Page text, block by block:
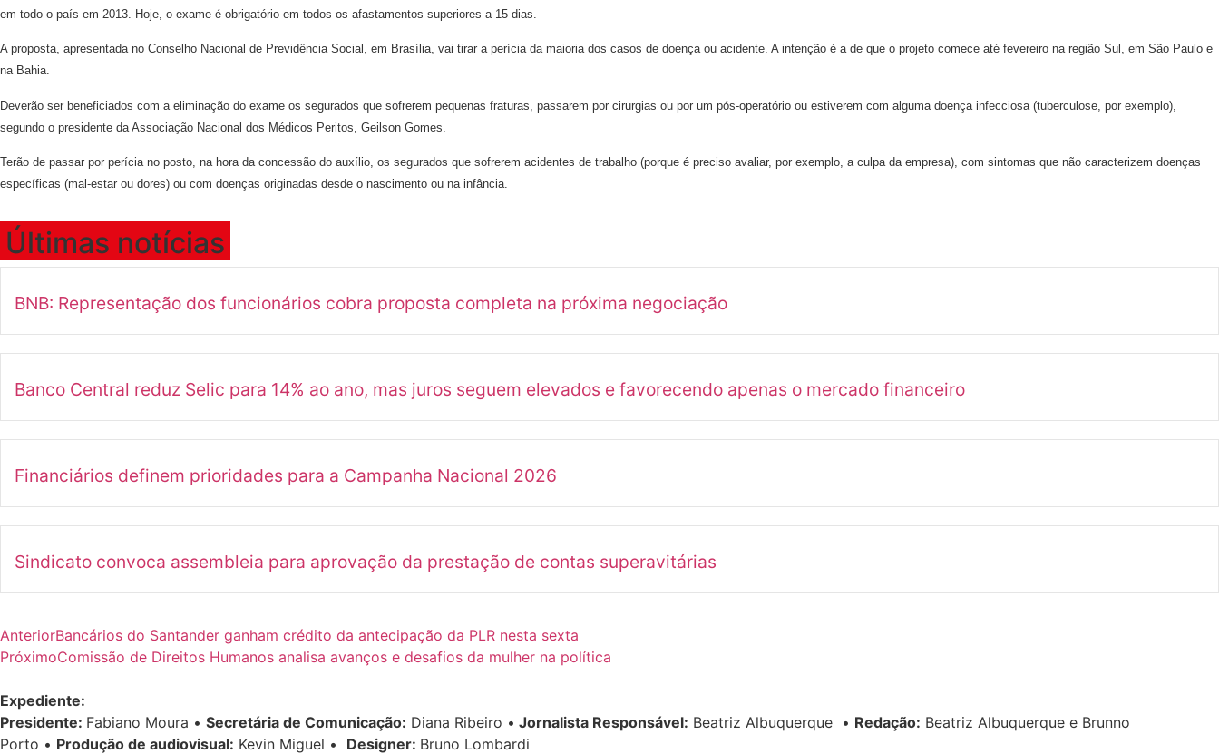
em todo o país em 2013. Hoje, o exame é obrigatório em todos os afastamentos superiores a 15 dias.
A proposta, apresentada no Conselho Nacional de Previdência Social, em Brasília, vai tirar a perícia da maioria dos casos de doença ou acidente. A intenção é a de que o projeto comece até fevereiro na região Sul, em São Paulo e
na Bahia.
Deverão ser beneficiados com a eliminação do exame os segurados que sofrerem pequenas fraturas, passarem por cirurgias ou por um pós-operatório ou estiverem com alguma doença infecciosa (tuberculose, por exemplo),
segundo o presidente da Associação Nacional dos Médicos Peritos, Geilson Gomes.
Terão de passar por perícia no posto, na hora da concessão do auxílio, os segurados que sofrerem acidentes de trabalho (porque é preciso avaliar, por exemplo, a culpa da empresa), com sintomas que não caracterizem doenças
específicas (mal-estar ou dores) ou com doenças originadas desde o nascimento ou na infância.
Últimas notícias
BNB: Representação dos funcionários cobra proposta completa na próxima negociação
Banco Central reduz Selic para 14% ao ano, mas juros seguem elevados e favorecendo apenas o mercado financeiro
Financiários definem prioridades para a Campanha Nacional 2026
Sindicato convoca assembleia para aprovação da prestação de contas superavitárias
AnteriorBancários do Santander ganham crédito da antecipação da PLR nesta sexta
PróximoComissão de Direitos Humanos analisa avanços e desafios da mulher na política
Expediente:
Presidente: Fabiano Moura • Secretária de Comunicação: Diana Ribeiro • Jornalista Responsável: Beatriz Albuquerque • Redação: Beatriz Albuquerque e Brunno
Porto • Produção de audiovisual: Kevin Miguel • Designer: Bruno Lombardi